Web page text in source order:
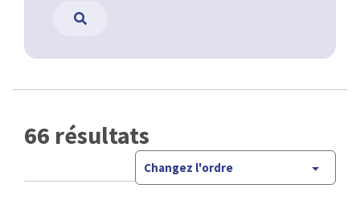
66 résultats
Changez l'ordre